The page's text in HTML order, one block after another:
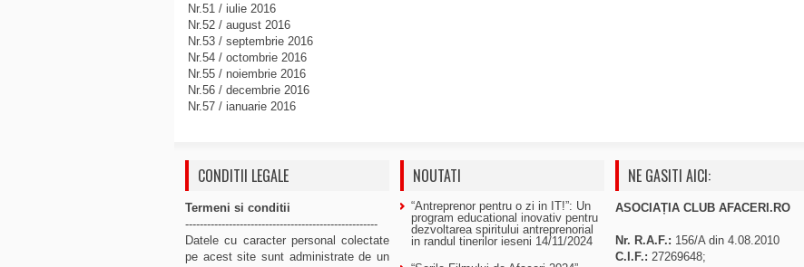
Nr.51 / iulie 2016
Nr.52 / august 2016
Nr.53 / septembrie 2016
Nr.54 / octombrie 2016
Nr.55 / noiembrie 2016
Nr.56 / decembrie 2016
Nr.57 / ianuarie 2016
CONDITII LEGALE
Termeni si conditii
-----------------------------------------------------
Datele cu caracter personal colectate
pe acest site sunt administrate de un
NOUTATI
“Antreprenor pentru o zi in IT!”: Un
program educational inovativ pentru
dezvoltarea spiritului antreprenorial
in randul tinerilor ieseni 14/11/2024
NE GASITI AICI:
ASOCIAȚIA CLUB AFACERI.RO
Nr. R.A.F.: 156/A din 4.08.2010
C.I.F.: 27269648;